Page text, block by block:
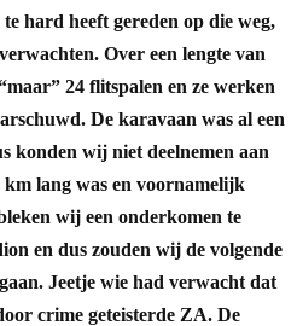
hard heeft gereden op die weg,
Over een lengte van
24 flitspalen en ze werken
De karavaan was al een
konden wij niet deelnemen aan
km lang was en voornamelijk
wij een onderkomen te
en dus zouden wij de volgende
Jeetje wie had verwacht dat
crime geteisterde ZA. De